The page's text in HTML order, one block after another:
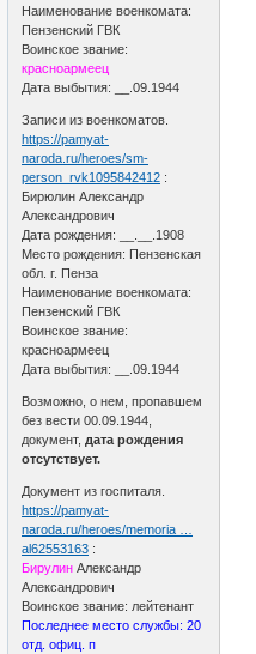
Наименование военкомата:
Пензенский ГВК
Воинское звание:
красноармеец
Дата выбытия: __.09.1944
Записи из военкоматов.
https://pamyat-
naroda.ru/heroes/sm-
person_rvk1095842412 :
Бирюлин Александр
Александрович
Дата рождения: __.__.1908
Место рождения: Пензенская
обл. г. Пенза
Наименование военкомата:
Пензенский ГВК
Воинское звание:
красноармеец
Дата выбытия: __.09.1944
Возможно, о нем, пропавшем
без вести 00.09.1944,
документ, дата рождения
отсутствует.
Документ из госпиталя.
https://pamyat-
naroda.ru/heroes/memoria …
al62553163 :
БирулинАлександр
Александрович
Воинское звание: лейтенант
Последнее место службы: 20
отд. офиц. п